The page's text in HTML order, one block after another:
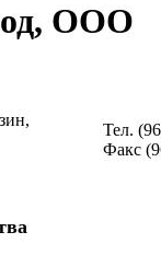
ООО
Тел.
Факс